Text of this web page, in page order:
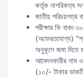
কর্তৃক নাগরিকত্ব
জাতীয় পরিচয়পত্র
পরীক্ষার ফি বাবদ
(অফেরতযোগ্য)
অনুকূলে জমা দিতে
আবেদনকারীর নাম
(১০/- টাকার